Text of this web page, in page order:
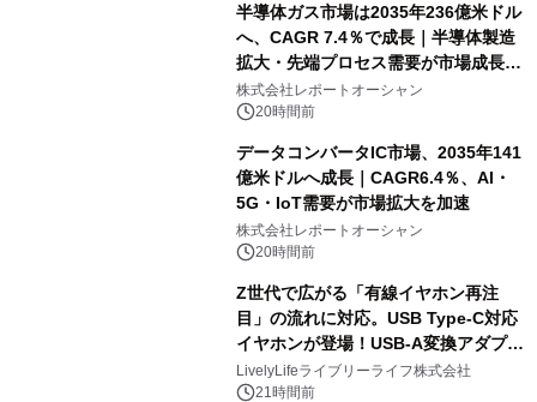
半導体ガス市場は2035年236億米ドル
へ、CAGR 7.4％で成長｜半導体製造
拡大・先端プロセス需要が市場成長を
加速
株式会社レポートオーシャン
20時間前
データコンバータIC市場、2035年141
億米ドルへ成長｜CAGR6.4％、AI・
5G・IoT需要が市場拡大を加速
株式会社レポートオーシャン
20時間前
Z世代で広がる「有線イヤホン再注
目」の流れに対応。USB Type-C対応
イヤホンが登場！USB-A変換アダプタ
ー付きでスマホからパソコンまで幅広
く活用可能
LivelyLifeライブリーライフ株式会社
21時間前